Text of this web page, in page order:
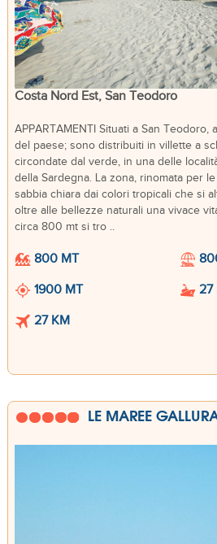
Costa Nord Est, San Teodoro
APPARTAMENTI Situati a San
del paese; sono distribuiti in villette a
circondate dal verde, in una delle
della Sardegna. La zona, rinomata per
sabbia chiara dai colori tropicali che si
oltre alle bellezze naturali una vivace
circa 800 mt si tro ..
800 MT
1900 MT
27
27 KM
LE MAREE